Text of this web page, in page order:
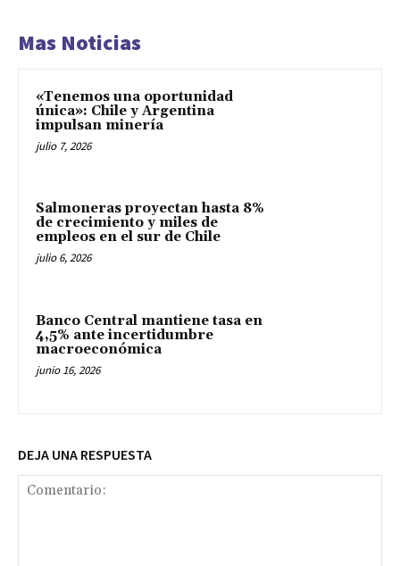
Mas Noticias
«Tenemos una oportunidad
única»: Chile y Argentina
impulsan minería
julio 7, 2026
Salmoneras proyectan hasta 8%
de crecimiento y miles de
empleos en el sur de Chile
julio 6, 2026
Banco Central mantiene tasa en
4,5% ante incertidumbre
macroeconómica
junio 16, 2026
DEJA UNA RESPUESTA